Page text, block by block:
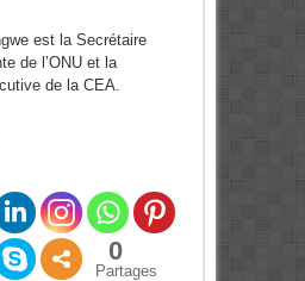
est la Secrétaire
de l’ONU et la
de la CEA.
0
Partages